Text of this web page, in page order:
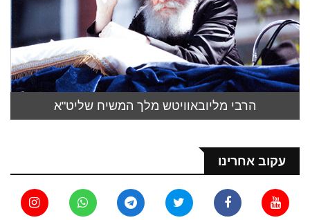
הרבי מליובאוויטש מלך המשיח שליט"א
עקוב אחרינו